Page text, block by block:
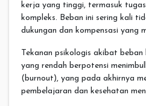
kerja yang tinggi, termasuk
kompleks. Beban ini sering kali
dukungan dan kompensasi yang
Tekanan psikologis akibat
yang rendah berpotensi
(burnout), yang pada akhirnya
pembelajaran dan kesehatan